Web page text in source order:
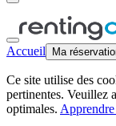
Accueil Ma
Ce site utilise des
pertinentes. Veuillez
optimales.